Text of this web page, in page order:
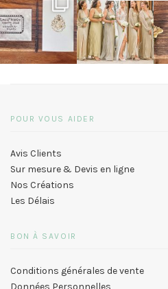
POUR VOUS AIDER
Avis Clients
Sur mesure & Devis en ligne
Nos Créations
Les Délais
BON À SAVOIR
Conditions générales de vente